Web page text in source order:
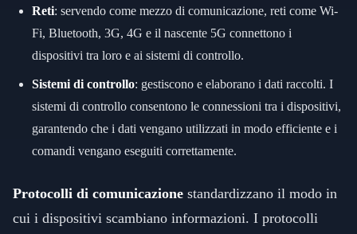
Reti: servendo come mezzo di comunicazione, reti come Wi-
Fi, Bluetooth, 3G, 4G e il nascente 5G connettono i
dispositivi tra loro e ai sistemi di controllo.
Sistemi di controllo: gestiscono e elaborano i dati raccolti. I
sistemi di controllo consentono le connessioni tra i dispositivi,
garantendo che i dati vengano utilizzati in modo efficiente e i
comandi vengano eseguiti correttamente.
Protocolli di comunicazione standardizzano il modo in
cui i dispositivi scambiano informazioni. I protocolli